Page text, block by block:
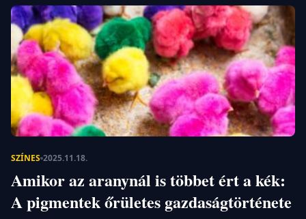
SZÍNES 2025.11.18.
Amikor az aranynál is többet ért a kék:
A pigmentek őrületes gazdaságtörténete